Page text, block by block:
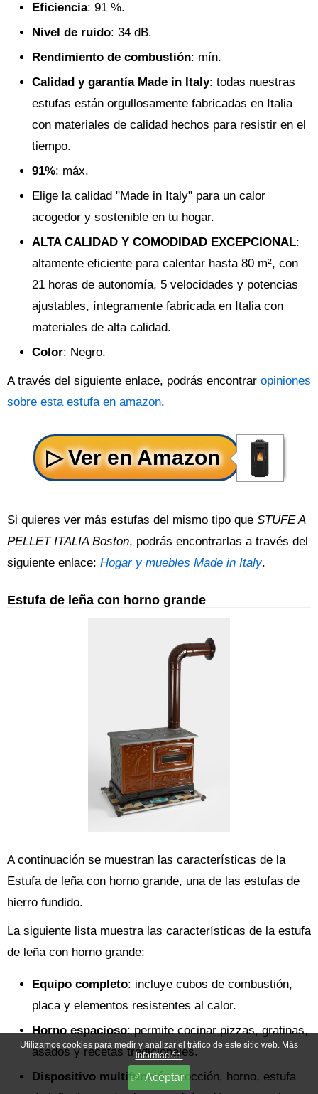
Eficiencia: 91 %.
Nivel de ruido: 34 dB.
Rendimiento de combustión: mín.
Calidad y garantía Made in Italy: todas nuestras
estufas están orgullosamente fabricadas en Italia
con materiales de calidad hechos para resistir en el
tiempo.
91%: máx.
Elige la calidad "Made in Italy" para un calor
acogedor y sostenible en tu hogar.
ALTA CALIDAD Y COMODIDAD EXCEPCIONAL:
altamente eficiente para calentar hasta 80 m², con
21 horas de autonomía, 5 velocidades y potencias
ajustables, íntegramente fabricada en Italia con
materiales de alta calidad.
Color: Negro.
A través del siguiente enlace, podrás encontrar opiniones
sobre esta estufa en amazon.
Si quieres ver más estufas del mismo tipo que STUFE A
PELLET ITALIA Boston, podrás encontrarlas a través del
siguiente enlace: Hogar y muebles Made in Italy.
Estufa de leña con horno grande
A continuación se muestran las características de la
Estufa de leña con horno grande, una de las estufas de
hierro fundido.
La siguiente lista muestra las características de la estufa
de leña con horno grande:
Equipo completo: incluye cubos de combustión,
placa y elementos resistentes al calor.
Horno espacioso: permite cocinar pizzas, gratinas,
asados y recetas tradicionales.
Dispositivo multifunción: cocción, horno, estufa
Utilizamos cookies para medir y analizar el tráfico de este sitio web. Más
información.
Aceptar